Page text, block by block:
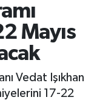
Mayıs
Vedat Işıkhan
17-22